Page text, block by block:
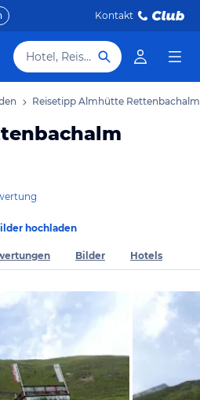
Kontakt
Hotel, Reiseziel
Reisetipp Almhütte Rettenbachalm
hochladen
Bilder Hotels